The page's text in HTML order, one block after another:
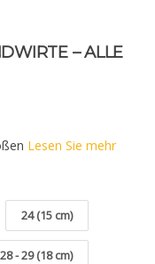
– ALLE
Lesen Sie mehr
24 (15 cm)
28 - 29 (18 cm)